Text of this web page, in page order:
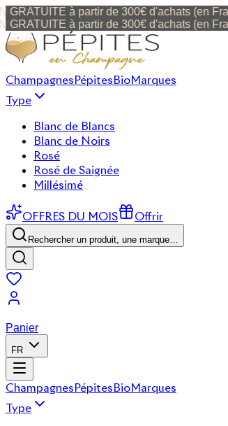
à partir de 300€ d'achats (en
à partir de 300€ d'achats (en
ChampagnesPépitesBioMarques
Type
Blanc de Blancs
Blanc de Noirs
Rosé
Rosé de Saignée
Millésimé
OFFRES DU MOIS Offrir
Rechercher un produit, une marque…
Panier
FR
ChampagnesPépitesBioMarques
Type